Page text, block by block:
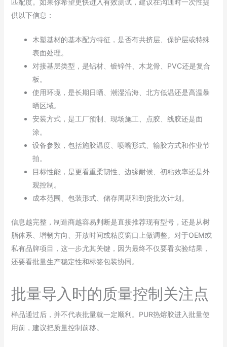
匹配度。如果你希望更快进入有效测试，建议在沟通时一次性提
供以下信息：
木塑基材的基本配方特征，是否有共挤层、保护层或特殊
表面处理。
对接基层类型，是铝材、镀锌件、木龙骨、PVC还是复合
板。
使用环境，是长期日晒、潮湿沿海、北方低温还是高温暴
晒区域。
安装方式，是工厂预制、现场施工、点胶、线胶还是面
涂。
设备参数，包括施胶温度、喷嘴形式、输胶方式和作业节
拍。
目标性能，是更看重柔韧性、边缘耐候、初粘效率还是外
观控制。
成本范围、包装形式、储存周期和到货批次计划。
信息越完整，制造商越容易判断是直接推荐现有型号，还是从树
脂体系、增韧方向、开放时间或粘度窗口上做调整。对于OEM或
私有品牌项目，这一步尤其关键，因为最终不仅要看实验结果，
还要看批量生产稳定性和标签包装协同。
批量导入时的质量控制关注点
样品通过后，并不代表批量就一定顺利。PUR热熔胶进入批量使
用前，建议把质量控制前移。